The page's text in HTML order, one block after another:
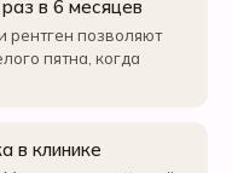
в 6 месяцев
рентген позволяют
пятна, когда
в клинике